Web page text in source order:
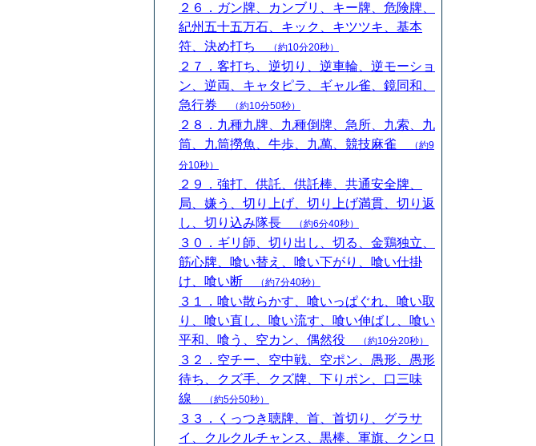
２６．ガン牌、カンブリ、キー牌、危険牌、
紀州五十五万石、キック、キツツキ、基本
符、決め打ち
（約10分20秒）
２７．客打ち、逆切り、逆車輪、逆モーショ
ン、逆両、キャタピラ、ギャル雀、鏡同和、
急行券
（約10分50秒）
２８．九種九牌、九種倒牌、急所、九索、九
筒、九筒撈魚、牛歩、九萬、競技麻雀
（約9
分10秒）
２９．強打、供託、供託棒、共通安全牌、
局、嫌う、切り上げ、切り上げ満貫、切り返
し、切り込み隊長
（約6分40秒）
３０．ギリ師、切り出し、切る、金鶏独立、
筋心牌、喰い替え、喰い下がり、喰い仕掛
け、喰い断
（約7分40秒）
３１．喰い散らかす、喰いっぱぐれ、喰い取
り、喰い直し、喰い流す、喰い伸ばし、喰い
平和、喰う、空カン、偶然役
（約10分20秒）
３２．空チー、空中戦、空ポン、愚形、愚形
待ち、クズ手、クズ牌、下りポン、口三味
線
（約5分50秒）
３３．くっつき聴牌、首、首切り、グラサ
イ、クルクルチャンス、黒棒、軍旗、クンロ